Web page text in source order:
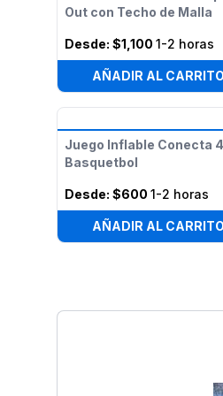
Out con Techo de Malla
Desde: $1,100 1-2 horas
AÑADIR AL CARRITO
Juego Inflable Conecta 4
Basquetbol
Desde: $600 1-2 horas
AÑADIR AL CARRITO